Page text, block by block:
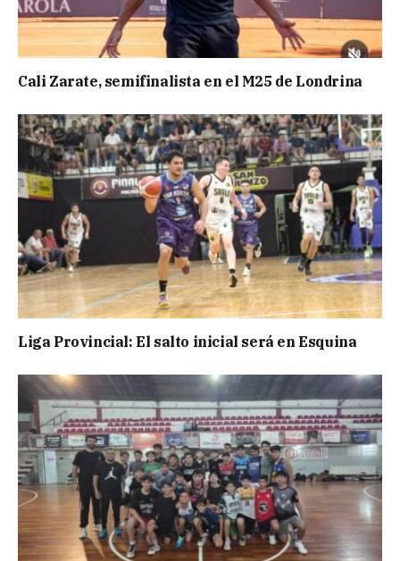
Cali Zarate, semifinalista en el M25 de Londrina
Liga Provincial: El salto inicial será en Esquina